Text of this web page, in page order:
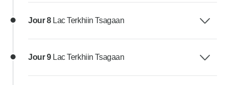
Jour 8 Lac Terkhiin Tsagaan
Jour 9 Lac Terkhiin Tsagaan